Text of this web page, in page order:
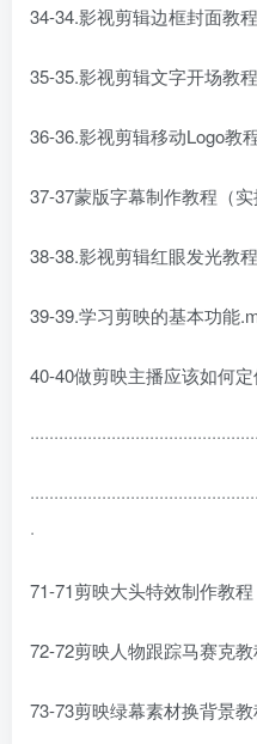
34-34.影视剪辑边框封面教
35-35.影视剪辑文字开场教
36-36.影视剪辑移动Logo教
37-37蒙版字幕制作教程（
38-38.影视剪辑红眼发光教
39-39.学习剪映的基本功能
40-40做剪映主播应该如何
·
71-71剪映大头特效制作教
72-72剪映人物跟踪马赛克
73-73剪映绿幕素材换背景